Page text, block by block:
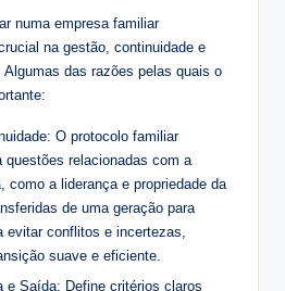
numa empresa familiar
na gestão, continuidade e
Algumas das razões pelas quais o
O protocolo familiar
questões relacionadas com a
como a liderança e propriedade da
de uma geração para
evitar conflitos e incertezas,
suave e eficiente.
e Saída: Define critérios claros